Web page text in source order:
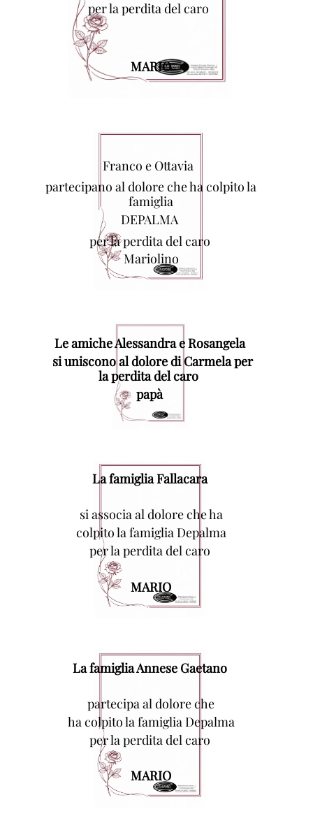
per la perdita del caro
MARIO
Franco e Ottavia
partecipano al dolore che ha colpito la
famiglia
DEPALMA
per la perdita del caro
Mariolino
Le amiche Alessandra e Rosangela
si uniscono al dolore di Carmela per
la perdita del caro
papà
La famiglia Fallacara
si associa al dolore che ha
colpito la famiglia Depalma
per la perdita del caro
MARIO
La famiglia Annese Gaetano
partecipa al dolore che
ha colpito la famiglia Depalma
per la perdita del caro
MARIO